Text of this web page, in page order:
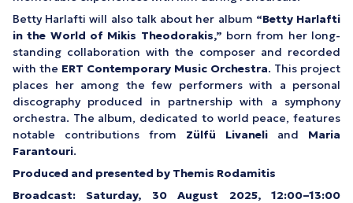
Betty Harlafti will also talk about her album “Betty Harlafti
in the World of Mikis Theodorakis,” born from her long-
standing collaboration with the composer and recorded
with the ERT Contemporary Music Orchestra. This project
places her among the few performers with a personal
discography produced in partnership with a symphony
orchestra. The album, dedicated to world peace, features
notable contributions from Zülfü Livaneli and Maria
Farantouri.
Produced and presented by Themis Rodamitis
Broadcast: Saturday, 30 August 2025, 12:00–13:00